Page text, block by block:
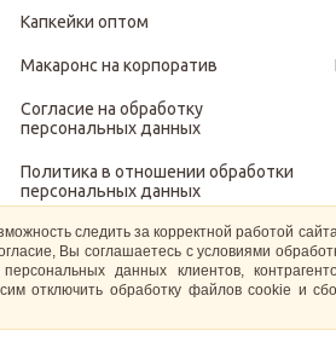
Капкейки оптом
Макаронс на корпоратив
Согласие на обработку
персональных данных
Политика в отношении обработки
персональных данных
Политика защиты и обработки
персональных данных
следить за корректной работой
Вы соглашаетесь с условиями
данных клиентов,
отключить обработку файлов cookie и